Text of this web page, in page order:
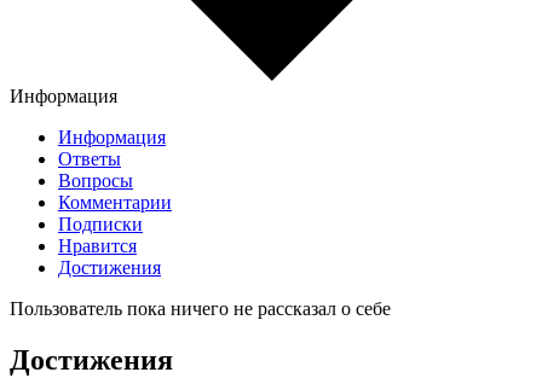
Информация
Информация
Ответы
Вопросы
Комментарии
Подписки
Нравится
Достижения
Пользователь пока ничего не рассказал о себе
Достижения